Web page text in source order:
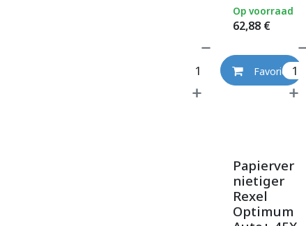
62,88 €
Op voorraad
Favoriet
Papierver
nietiger
Rexel
Optimum